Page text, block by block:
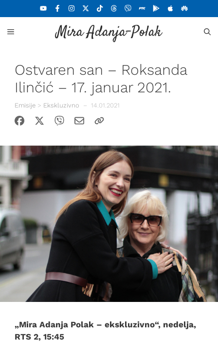
na
sadržaj
Mira Adanja-Polak
MENU
Ostvaren san – Roksanda
Ilinčić – 17. januar 2021.
Emisije > Ekskluzivno – 14.01.2021
„Mira Adanja Polak – ekskluzivno“, nedelja,
RTS 2, 15:45